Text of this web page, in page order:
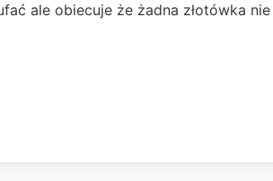
ale obiecuje że żadna złotówka